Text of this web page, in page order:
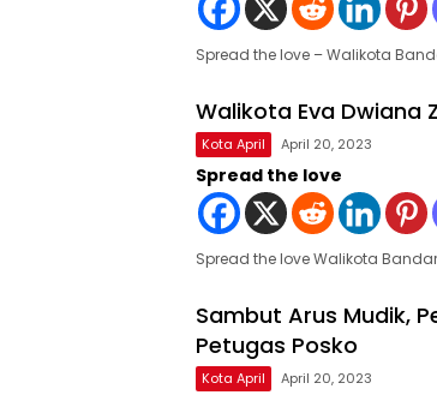
Spread the love – Walikota
Walikota Eva Dwiana
Kota April April 20, 2023
Spread the love
Spread the love Walikota
Sambut Arus Mudik,
Petugas Posko
Kota April April 20, 2023